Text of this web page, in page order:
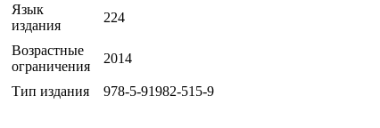
Язык
издания
224
Возрастные
ограничения
2014
Тип издания 978-5-91982-515-9